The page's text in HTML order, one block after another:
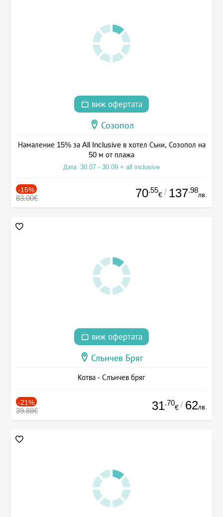
виж офертата
Созопол
Намаление 15% за All Inclusive в хотел Съни, Созопол на
50 м от плажа
Дата: 30.07 - 30.09 + all inclusive
-15%
83.00€ 70.55
€ / 137.98
лв.
виж офертата
Слънчев Бряг
Котва - Слънчев бряг
-21%
39.88€ 31.70
€ / 62лв.